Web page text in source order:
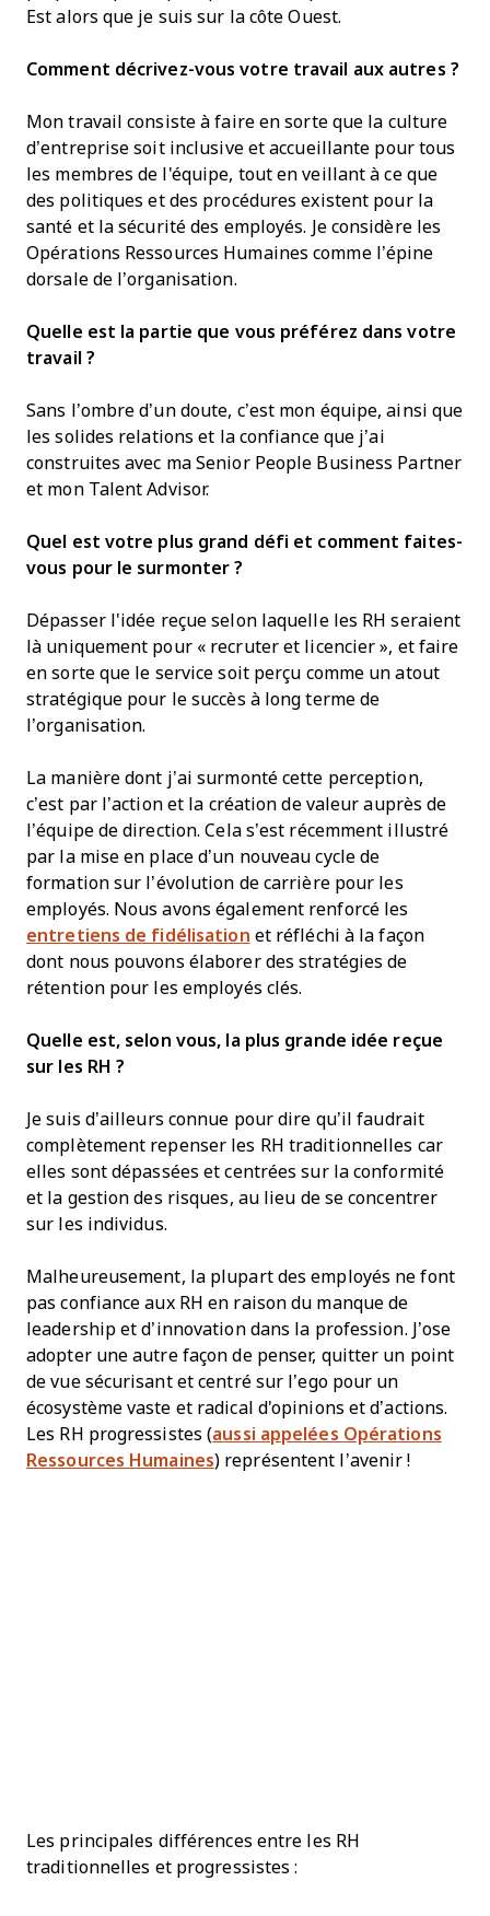
Est alors que je suis sur la côte Ouest.
Comment décrivez-vous votre travail aux autres ?
Mon travail consiste à faire en sorte que la culture
d’entreprise soit inclusive et accueillante pour tous
les membres de l'équipe, tout en veillant à ce que
des politiques et des procédures existent pour la
santé et la sécurité des employés. Je considère les
Opérations Ressources Humaines comme l’épine
dorsale de l’organisation.
Quelle est la partie que vous préférez dans votre
travail ?
Sans l’ombre d’un doute, c’est mon équipe, ainsi que
les solides relations et la confiance que j’ai
construites avec ma Senior People Business Partner
et mon Talent Advisor.
Quel est votre plus grand défi et comment faites-
vous pour le surmonter ?
Dépasser l'idée reçue selon laquelle les RH seraient
là uniquement pour « recruter et licencier », et faire
en sorte que le service soit perçu comme un atout
stratégique pour le succès à long terme de
l’organisation.
La manière dont j’ai surmonté cette perception,
c’est par l’action et la création de valeur auprès de
l’équipe de direction. Cela s’est récemment illustré
par la mise en place d’un nouveau cycle de
formation sur l’évolution de carrière pour les
employés. Nous avons également renforcé les
entretiens de fidélisation et réfléchi à la façon
dont nous pouvons élaborer des stratégies de
rétention pour les employés clés.
Quelle est, selon vous, la plus grande idée reçue
sur les RH ?
Je suis d’ailleurs connue pour dire qu’il faudrait
complètement repenser les RH traditionnelles car
elles sont dépassées et centrées sur la conformité
et la gestion des risques, au lieu de se concentrer
sur les individus.
Malheureusement, la plupart des employés ne font
pas confiance aux RH en raison du manque de
leadership et d’innovation dans la profession. J’ose
adopter une autre façon de penser, quitter un point
de vue sécurisant et centré sur l’ego pour un
écosystème vaste et radical d'opinions et d’actions.
Les RH progressistes (aussi appelées Opérations
Ressources Humaines) représentent l’avenir !
Les principales différences entre les RH
traditionnelles et progressistes :